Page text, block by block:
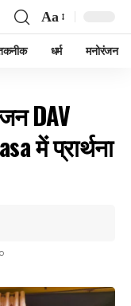
Font
Aa
धर्म मनोरंजन
DAV
में प्रार्थना